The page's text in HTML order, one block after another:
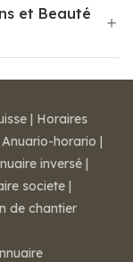
et Beauté
| Horaires
Anuario-horario |
inversé |
societe |
de chantier